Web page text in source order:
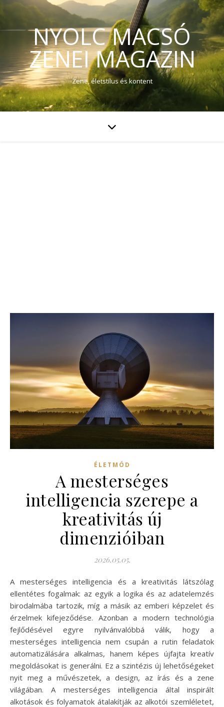
NYOLC MACSÓ
ZENEI MAGAZIN
Zene, életstílus és kontent
ÉLETMÓD
A mesterséges
intelligencia szerepe a
kreativitás új
dimenzióiban
2026.05.05.
A mesterséges intelligencia és a kreativitás látszólag
ellentétes fogalmak: az egyik a logika és az adatelemzés
birodalmába tartozik, míg a másik az emberi képzelet és
érzelmek kifejeződése. Azonban a modern technológia
fejlődésével egyre nyilvánvalóbbá válik, hogy a
mesterséges intelligencia nem csupán a rutin feladatok
automatizálására alkalmas, hanem képes újfajta kreatív
megoldásokat is generálni. Ez a szintézis új lehetőségeket
nyit meg a művészetek, a design, az írás és a zene
világában. A mesterséges intelligencia által inspirált
alkotások és folyamatok átalakítják az alkotói szemléletet,